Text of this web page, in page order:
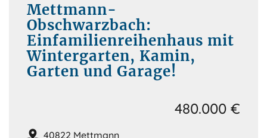
Mettmann-
Obschwarzbach:
Einfamilienreihenhaus mit
Wintergarten, Kamin,
Garten und Garage!
40822 Mettmann
480.000 €